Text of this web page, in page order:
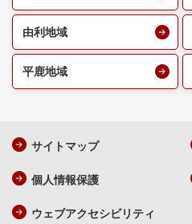
由利地域
平鹿地域
サイトマップ
個人情報保護
ウェブアクセシビリティ